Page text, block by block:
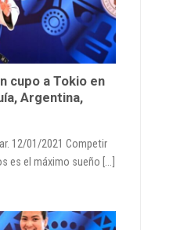
cupo a Tokio en
Argentina,
12/01/2021 Competir
es el máximo sueño [...]